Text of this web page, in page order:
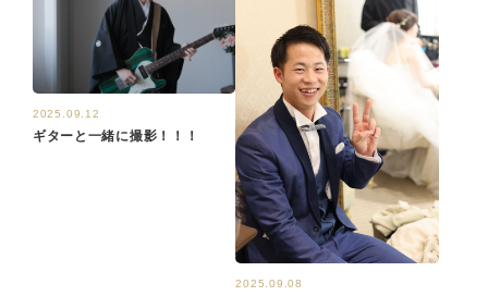
2025.09.12
ギターと一緒に撮影！！！
2025.09.08